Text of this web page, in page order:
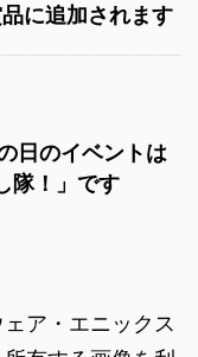
に追加されます
日のイベントは
隊！」です
ア・エニックス